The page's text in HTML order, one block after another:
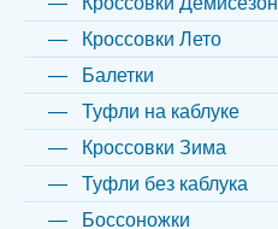
Кроссовки Лето
Балетки
Туфли на каблуке
Кроссовки Зима
Туфли без каблука
Боссоножки